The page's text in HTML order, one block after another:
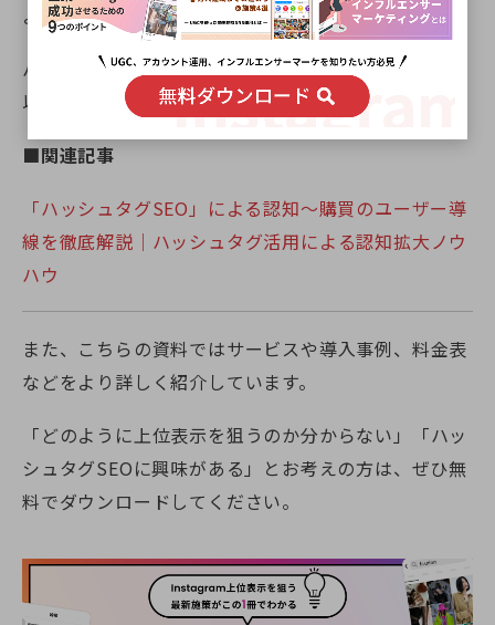
よってブランド影響力アップにつながります。
ハッシュタグSEOについて詳しく知りたい方は、ぜひ
以下の記事もチェックしてください。
■関連記事
「ハッシュタグSEO」による認知〜購買のユーザー導
線を徹底解説｜ハッシュタグ活用による認知拡大ノウ
ハウ
また、こちらの資料ではサービスや導入事例、料金表
などをより詳しく紹介しています。
「どのように上位表示を狙うのか分からない」「ハッ
シュタグSEOに興味がある」とお考えの方は、ぜひ無
料でダウンロードしてください。